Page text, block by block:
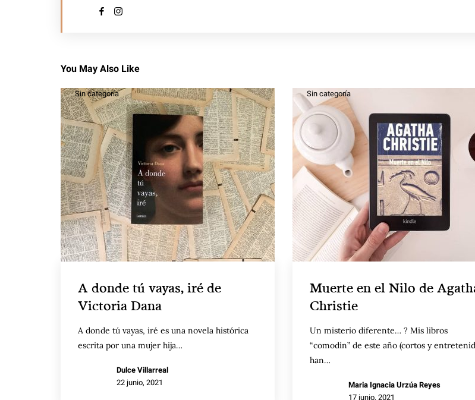
You May Also Like
Sin categoría
A donde tú vayas, iré de
Victoria Dana
A donde tú vayas, iré es una novela histórica
escrita por una mujer hija…
Dulce Villarreal
22 junio, 2021
Sin categoría
Muerte en el Nilo de
Christie
Un misterio diferente… ? Mis libros
“comodín” de este año (cortos y
han…
Maria Ignacia Urzúa Reyes
17 junio, 2021